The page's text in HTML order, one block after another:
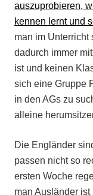
auszuprobieren,
kennen lernt und
man im Unterricht
dadurch immer
ist und keinen
sich eine Gruppe
in den AGs zu
alleine
Die Engländer
passen nicht so
ersten Woche
man Ausländer